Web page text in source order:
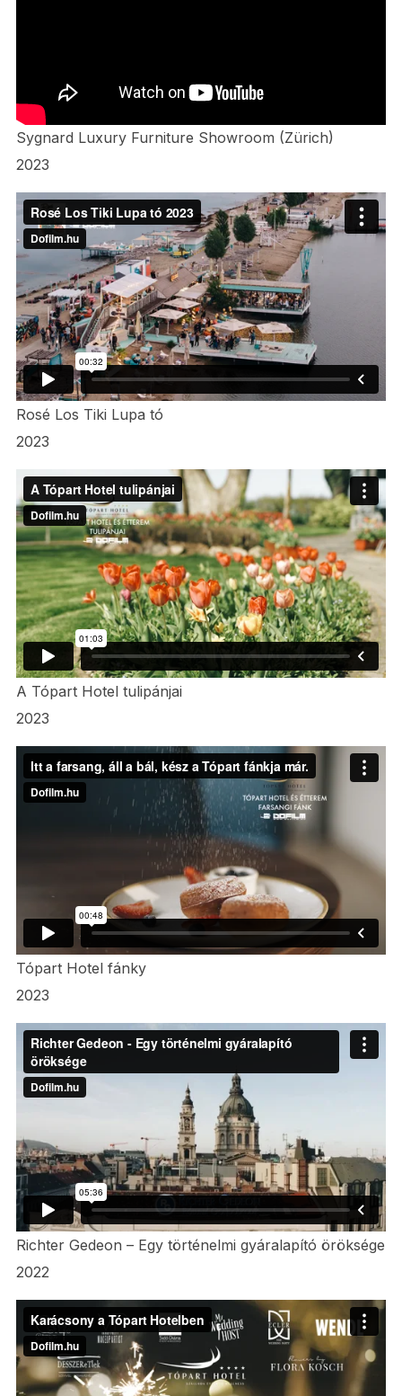
Sygnard Luxury Furniture Showroom (Zürich)
2023
Rosé Los Tiki Lupa tó
2023
A Tópart Hotel tulipánjai
2023
Tópart Hotel fánky
2023
Richter Gedeon – Egy történelmi gyáralapító öröksége
2022